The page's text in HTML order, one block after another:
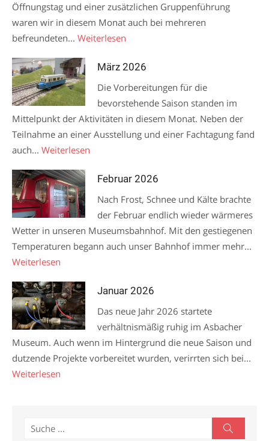
Öffnungstag und einer zusätzlichen Gruppenführung
waren wir in diesem Monat auch bei mehreren
befreundeten... Weiterlesen
März 2026
Die Vorbereitungen für die
bevorstehende Saison standen im
Mittelpunkt der Aktivitäten in diesem Monat. Neben der
Teilnahme an einer Ausstellung und einer Fachtagung fand
auch... Weiterlesen
Februar 2026
Nach Frost, Schnee und Kälte brachte
der Februar endlich wieder wärmeres
Wetter in unseren Museumsbahnhof. Mit den gestiegenen
Temperaturen begann auch unser Bahnhof immer mehr...
Weiterlesen
Januar 2026
Das neue Jahr 2026 startete
verhältnismäßig ruhig im Asbacher
Museum. Auch wenn im Hintergrund die neue Saison und
dutzende Projekte vorbereitet wurden, verirrten sich bei...
Weiterlesen
Search